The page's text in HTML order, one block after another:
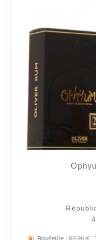
Bouteille : 87,90€